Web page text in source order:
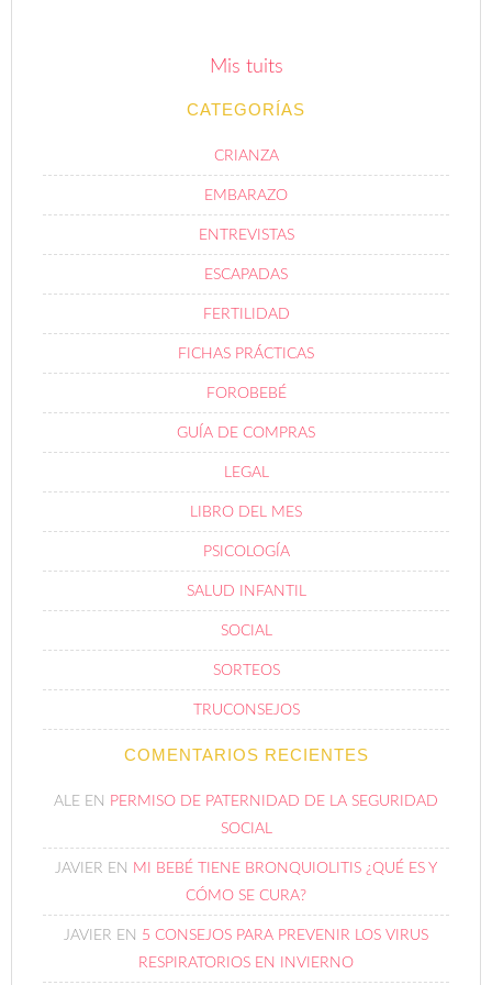
Mis tuits
CATEGORÍAS
CRIANZA
EMBARAZO
ENTREVISTAS
ESCAPADAS
FERTILIDAD
FICHAS PRÁCTICAS
FOROBEBÉ
GUÍA DE COMPRAS
LEGAL
LIBRO DEL MES
PSICOLOGÍA
SALUD INFANTIL
SOCIAL
SORTEOS
TRUCONSEJOS
COMENTARIOS RECIENTES
ALE EN PERMISO DE PATERNIDAD DE LA SEGURIDAD
SOCIAL
JAVIER EN MI BEBÉ TIENE BRONQUIOLITIS ¿QUÉ ES Y
CÓMO SE CURA?
JAVIER EN 5 CONSEJOS PARA PREVENIR LOS VIRUS
RESPIRATORIOS EN INVIERNO